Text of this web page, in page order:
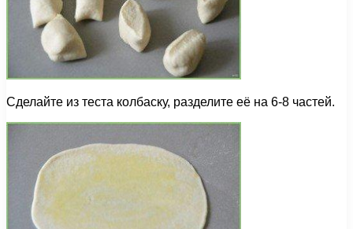
Сделайте из теста колбаску, разделите её на 6-8 частей.